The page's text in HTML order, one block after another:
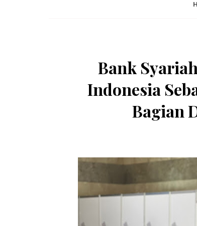
Bank
Indonesia
Bagian